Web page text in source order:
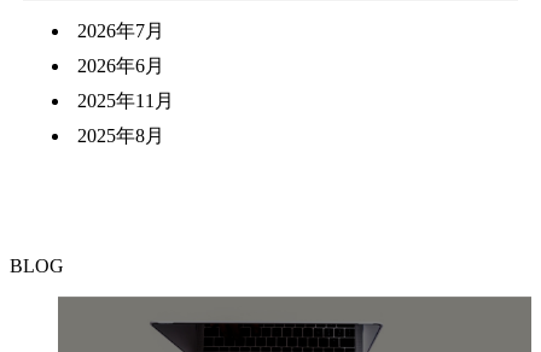
2026年7月
2026年6月
2025年11月
2025年8月
BLOG